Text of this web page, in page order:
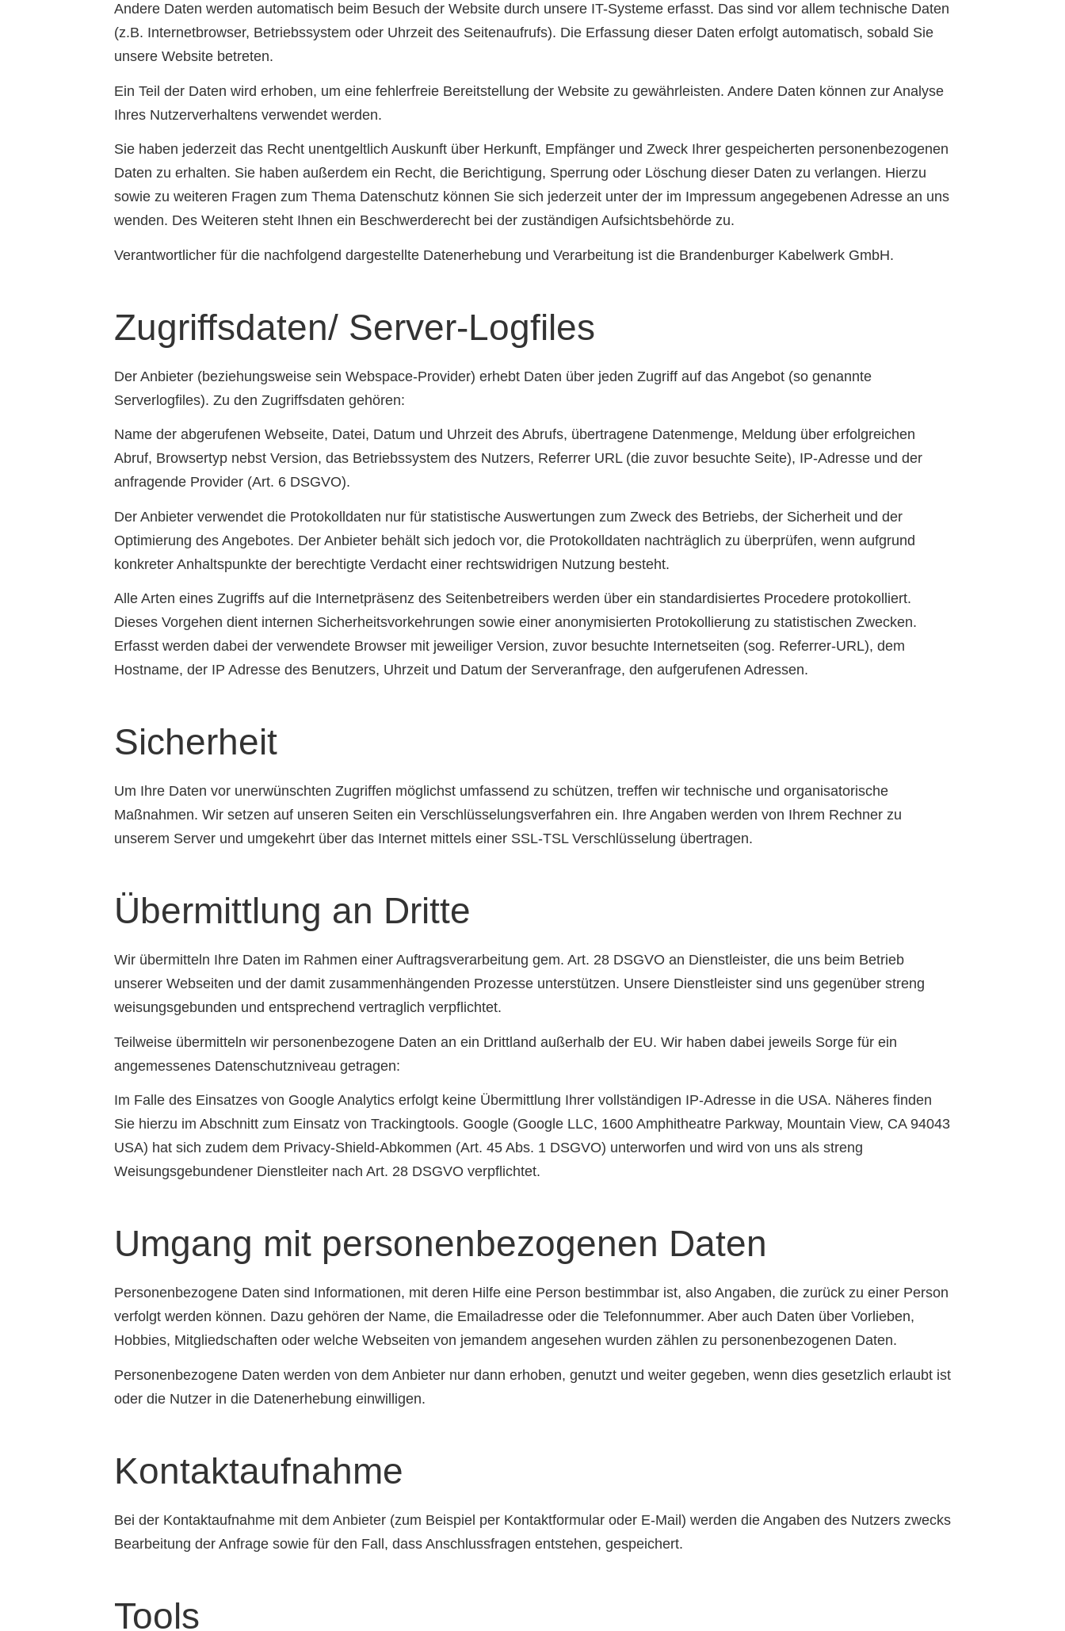
Andere Daten werden automatisch beim Besuch der Website durch unsere IT-Systeme erfasst. Das sind vor allem technische Daten
(z.B. Internetbrowser, Betriebssystem oder Uhrzeit des Seitenaufrufs). Die Erfassung dieser Daten erfolgt automatisch, sobald Sie
unsere Website betreten.
Ein Teil der Daten wird erhoben, um eine fehlerfreie Bereitstellung der Website zu gewährleisten. Andere Daten können zur Analyse
Ihres Nutzerverhaltens verwendet werden.
Sie haben jederzeit das Recht unentgeltlich Auskunft über Herkunft, Empfänger und Zweck Ihrer gespeicherten personenbezogenen
Daten zu erhalten. Sie haben außerdem ein Recht, die Berichtigung, Sperrung oder Löschung dieser Daten zu verlangen. Hierzu
sowie zu weiteren Fragen zum Thema Datenschutz können Sie sich jederzeit unter der im Impressum angegebenen Adresse an uns
wenden. Des Weiteren steht Ihnen ein Beschwerderecht bei der zuständigen Aufsichtsbehörde zu.
Verantwortlicher für die nachfolgend dargestellte Datenerhebung und Verarbeitung ist die Brandenburger Kabelwerk GmbH.
Zugriffsdaten/ Server-Logfiles
Der Anbieter (beziehungsweise sein Webspace-Provider) erhebt Daten über jeden Zugriff auf das Angebot (so genannte
Serverlogfiles). Zu den Zugriffsdaten gehören:
Name der abgerufenen Webseite, Datei, Datum und Uhrzeit des Abrufs, übertragene Datenmenge, Meldung über erfolgreichen
Abruf, Browsertyp nebst Version, das Betriebssystem des Nutzers, Referrer URL (die zuvor besuchte Seite), IP-Adresse und der
anfragende Provider (Art. 6 DSGVO).
Der Anbieter verwendet die Protokolldaten nur für statistische Auswertungen zum Zweck des Betriebs, der Sicherheit und der
Optimierung des Angebotes. Der Anbieter behält sich jedoch vor, die Protokolldaten nachträglich zu überprüfen, wenn aufgrund
konkreter Anhaltspunkte der berechtigte Verdacht einer rechtswidrigen Nutzung besteht.
Alle Arten eines Zugriffs auf die Internetpräsenz des Seitenbetreibers werden über ein standardisiertes Procedere protokolliert.
Dieses Vorgehen dient internen Sicherheitsvorkehrungen sowie einer anonymisierten Protokollierung zu statistischen Zwecken.
Erfasst werden dabei der verwendete Browser mit jeweiliger Version, zuvor besuchte Internetseiten (sog. Referrer-URL), dem
Hostname, der IP Adresse des Benutzers, Uhrzeit und Datum der Serveranfrage, den aufgerufenen Adressen.
Sicherheit
Um Ihre Daten vor unerwünschten Zugriffen möglichst umfassend zu schützen, treffen wir technische und organisatorische
Maßnahmen. Wir setzen auf unseren Seiten ein Verschlüsselungsverfahren ein. Ihre Angaben werden von Ihrem Rechner zu
unserem Server und umgekehrt über das Internet mittels einer SSL-TSL Verschlüsselung übertragen.
Übermittlung an Dritte
Wir übermitteln Ihre Daten im Rahmen einer Auftragsverarbeitung gem. Art. 28 DSGVO an Dienstleister, die uns beim Betrieb
unserer Webseiten und der damit zusammenhängenden Prozesse unterstützen. Unsere Dienstleister sind uns gegenüber streng
weisungsgebunden und entsprechend vertraglich verpflichtet.
Teilweise übermitteln wir personenbezogene Daten an ein Drittland außerhalb der EU. Wir haben dabei jeweils Sorge für ein
angemessenes Datenschutzniveau getragen:
Im Falle des Einsatzes von Google Analytics erfolgt keine Übermittlung Ihrer vollständigen IP-Adresse in die USA. Näheres finden
Sie hierzu im Abschnitt zum Einsatz von Trackingtools. Google (Google LLC, 1600 Amphitheatre Parkway, Mountain View, CA 94043
USA) hat sich zudem dem Privacy-Shield-Abkommen (Art. 45 Abs. 1 DSGVO) unterworfen und wird von uns als streng
Weisungsgebundener Dienstleiter nach Art. 28 DSGVO verpflichtet.
Umgang mit personenbezogenen Daten
Personenbezogene Daten sind Informationen, mit deren Hilfe eine Person bestimmbar ist, also Angaben, die zurück zu einer Person
verfolgt werden können. Dazu gehören der Name, die Emailadresse oder die Telefonnummer. Aber auch Daten über Vorlieben,
Hobbies, Mitgliedschaften oder welche Webseiten von jemandem angesehen wurden zählen zu personenbezogenen Daten.
Personenbezogene Daten werden von dem Anbieter nur dann erhoben, genutzt und weiter gegeben, wenn dies gesetzlich erlaubt ist
oder die Nutzer in die Datenerhebung einwilligen.
Kontaktaufnahme
Bei der Kontaktaufnahme mit dem Anbieter (zum Beispiel per Kontaktformular oder E-Mail) werden die Angaben des Nutzers zwecks
Bearbeitung der Anfrage sowie für den Fall, dass Anschlussfragen entstehen, gespeichert.
Tools